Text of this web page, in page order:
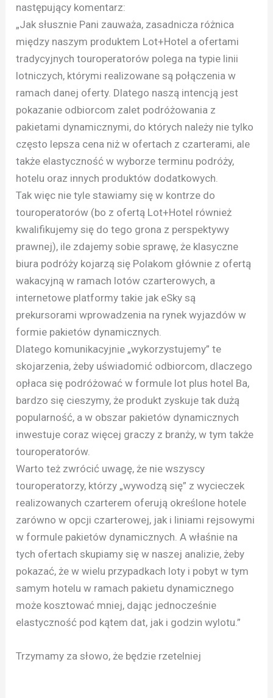
następujący komentarz:
„Jak słusznie Pani zauważa, zasadnicza różnica
między naszym produktem Lot+Hotel a ofertami
tradycyjnych touroperatorów polega na typie linii
lotniczych, którymi realizowane są połączenia w
ramach danej oferty. Dlatego naszą intencją jest
pokazanie odbiorcom zalet podróżowania z
pakietami dynamicznymi, do których należy nie tylko
często lepsza cena niż w ofertach z czarterami, ale
także elastyczność w wyborze terminu podróży,
hotelu oraz innych produktów dodatkowych.
Tak więc nie tyle stawiamy się w kontrze do
touroperatorów (bo z ofertą Lot+Hotel również
kwalifikujemy się do tego grona z perspektywy
prawnej), ile zdajemy sobie sprawę, że klasyczne
biura podróży kojarzą się Polakom głównie z ofertą
wakacyjną w ramach lotów czarterowych, a
internetowe platformy takie jak eSky są
prekursorami wprowadzenia na rynek wyjazdów w
formie pakietów dynamicznych.
Dlatego komunikacyjnie „wykorzystujemy” te
skojarzenia, żeby uświadomić odbiorcom, dlaczego
opłaca się podróżować w formule lot plus hotel Ba,
bardzo się cieszymy, że produkt zyskuje tak dużą
popularność, a w obszar pakietów dynamicznych
inwestuje coraz więcej graczy z branży, w tym także
touroperatorów.
Warto też zwrócić uwagę, że nie wszyscy
touroperatorzy, którzy „wywodzą się” z wycieczek
realizowanych czarterem oferują określone hotele
zarówno w opcji czarterowej, jak i liniami rejsowymi
w formule pakietów dynamicznych. A właśnie na
tych ofertach skupiamy się w naszej analizie, żeby
pokazać, że w wielu przypadkach loty i pobyt w tym
samym hotelu w ramach pakietu dynamicznego
może kosztować mniej, dając jednocześnie
elastyczność pod kątem dat, jak i godzin wylotu.”
Trzymamy za słowo, że będzie rzetelniej